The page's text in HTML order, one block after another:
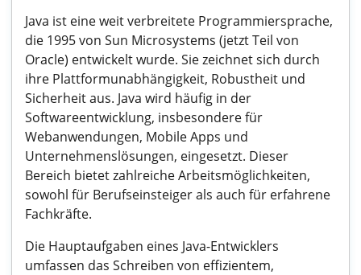
Java ist eine weit verbreitete Programmiersprache,
die 1995 von Sun Microsystems (jetzt Teil von
Oracle) entwickelt wurde. Sie zeichnet sich durch
ihre Plattformunabhängigkeit, Robustheit und
Sicherheit aus. Java wird häufig in der
Softwareentwicklung, insbesondere für
Webanwendungen, Mobile Apps und
Unternehmenslösungen, eingesetzt. Dieser
Bereich bietet zahlreiche Arbeitsmöglichkeiten,
sowohl für Berufseinsteiger als auch für erfahrene
Fachkräfte.
Die Hauptaufgaben eines Java-Entwicklers
umfassen das Schreiben von effizientem,